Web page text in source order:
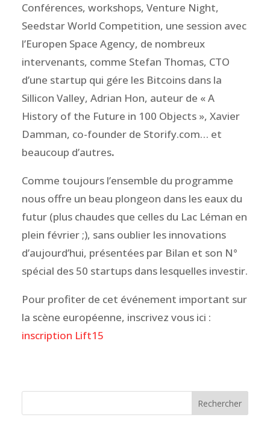
Conférences, workshops, Venture Night,
Seedstar World Competition, une session avec
l’Europen Space Agency, de nombreux
intervenants, comme Stefan Thomas, CTO
d’une startup qui gére les Bitcoins dans la
Sillicon Valley, Adrian Hon, auteur de « A
History of the Future in 100 Objects », Xavier
Damman, co-founder de Storify.com… et
beaucoup d’autres.
Comme toujours l’ensemble du programme
nous offre un beau plongeon dans les eaux du
futur (plus chaudes que celles du Lac Léman en
plein février ;), sans oublier les innovations
d’aujourd’hui, présentées par Bilan et son N°
spécial des 50 startups dans lesquelles investir.
Pour profiter de cet événement important sur
la scène européenne, inscrivez vous ici :
inscription Lift15